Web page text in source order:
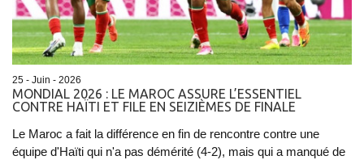
25 - Juin - 2026
MONDIAL 2026 : LE MAROC ASSURE L’ESSENTIEL
CONTRE HAÏTI ET FILE EN SEIZIÈMES DE FINALE
Le Maroc a fait la différence en fin de rencontre contre une
équipe d'Haïti qui n'a pas démérité (4-2), mais qui a manqué de